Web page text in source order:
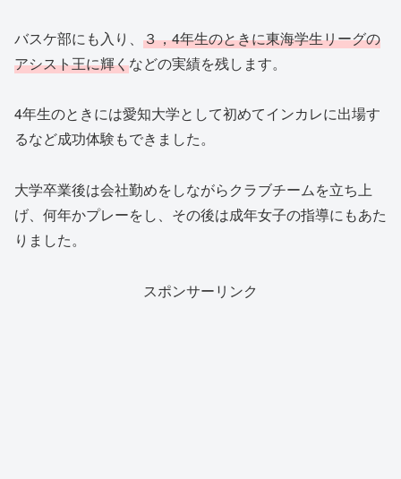
バスケ部にも入り、 ３，4年生のときに東海学生リーグの
アシスト王に輝くなどの実績を残します。
4年生のときには愛知大学として初めてインカレに出場す
るなど成功体験もできました。
大学卒業後は会社勤めをしながらクラブチームを立ち上
げ、何年かプレーをし、その後は成年女子の指導にもあた
りました。
スポンサーリンク